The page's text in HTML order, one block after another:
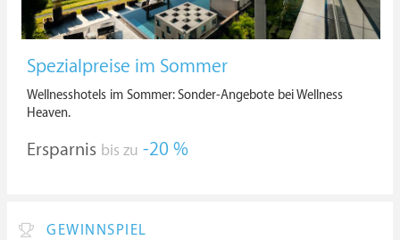
Spezialpreise im Sommer
Wellnesshotels im Sommer: Sonder-Angebote bei Wellness
Heaven.
Ersparnis bis zu -20 %
GEWINNSPIEL